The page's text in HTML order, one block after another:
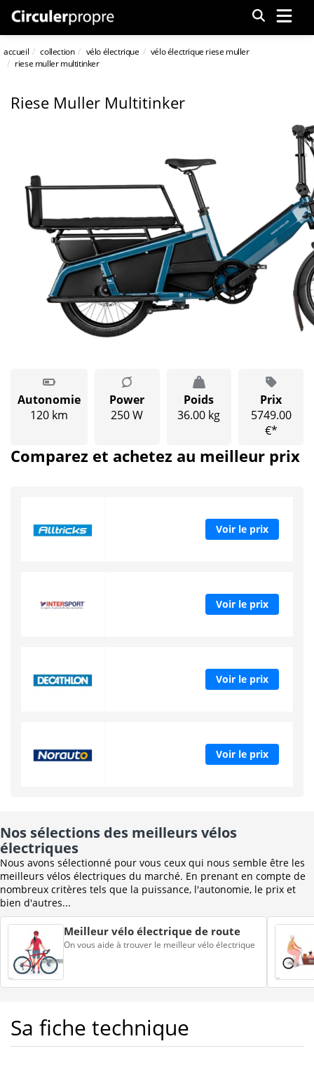
Menu
accueil collection vélo électrique
vélo électrique riese muller
riese muller multitinker
Riese Muller Multitinker
Autonomie
120 km
Power
250 W
Poids
36.00 kg
Prix
5749.00
€*
Comparez et achetez au meilleur prix
Voir le prix
Voir le prix
Voir le prix
Voir le prix
Nos sélections des meilleurs vélos
électriques
Nous avons sélectionné pour vous ceux qui nous semble être les
meilleurs vélos électriques du marché. En prenant en compte de
nombreux critères tels que la puissance, l'autonomie, le prix et
bien d'autres...
Meilleur vélo électrique de route
On vous aide à trouver le meilleur vélo électrique
Sa fiche technique